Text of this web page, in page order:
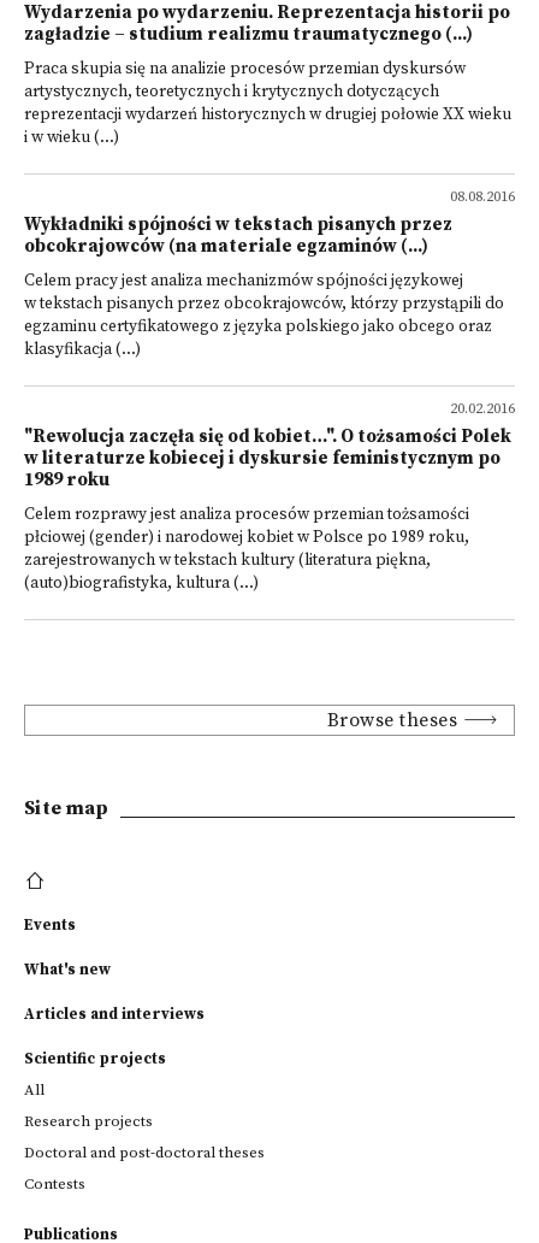
Wydarzenia po wydarzeniu. Reprezentacja historii po
zagładzie – studium realizmu traumatycznego (...)
Praca skupia się na analizie procesów przemian dyskursów
artystycznych, teoretycznych i krytycznych dotyczących
reprezentacji wydarzeń historycznych w drugiej połowie XX wieku
i w wieku (...)
08.08.2016
Wykładniki spójności w tekstach pisanych przez
obcokrajowców (na materiale egzaminów (...)
Celem pracy jest analiza mechanizmów spójności językowej
w tekstach pisanych przez obcokrajowców, którzy przystąpili do
egzaminu certyfikatowego z języka polskiego jako obcego oraz
klasyfikacja (...)
20.02.2016
"Rewolucja zaczęła się od kobiet…". O tożsamości Polek
w literaturze kobiecej i dyskursie feministycznym po
1989 roku
Celem rozprawy jest analiza procesów przemian tożsamości
płciowej (gender) i narodowej kobiet w Polsce po 1989 roku,
zarejestrowanych w tekstach kultury (literatura piękna,
(auto)biografistyka, kultura (...)
Browse theses
Site map
Events
What's new
Articles and interviews
Scientific projects
All
Research projects
Doctoral and post-doctoral theses
Contests
Publications